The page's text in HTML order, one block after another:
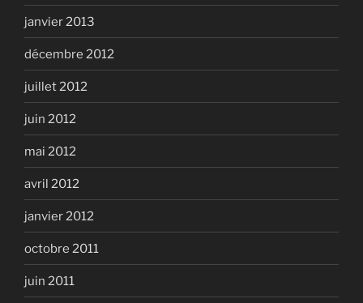
janvier 2013
décembre 2012
juillet 2012
juin 2012
mai 2012
avril 2012
janvier 2012
octobre 2011
juin 2011